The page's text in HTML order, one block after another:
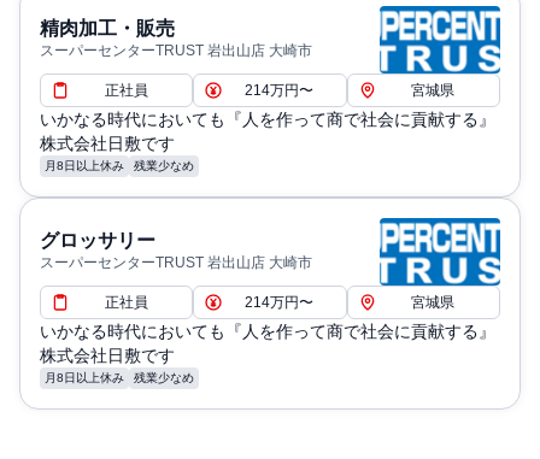
精肉加工・販売
スーパーセンターTRUST 岩出山店 大崎市
正社員 214万円〜 宮城県
いかなる時代においても『人を作って商で社会に貢献する』
株式会社日敷です
月8日以上休み 残業少なめ
グロッサリー
スーパーセンターTRUST 岩出山店 大崎市
正社員 214万円〜 宮城県
いかなる時代においても『人を作って商で社会に貢献する』
株式会社日敷です
月8日以上休み 残業少なめ